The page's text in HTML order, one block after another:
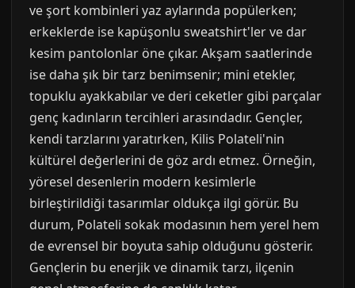
ve şort kombinleri yaz aylarında popülerken;
erkeklerde ise kapüşonlu sweatshirt'ler ve dar
kesim pantolonlar öne çıkar. Akşam saatlerinde
ise daha şık bir tarz benimsenir; mini etekler,
topuklu ayakkabılar ve deri ceketler gibi parçalar
genç kadınların tercihleri arasındadır. Gençler,
kendi tarzlarını yaratırken, Kilis Polateli'nin
kültürel değerlerini de göz ardı etmez. Örneğin,
yöresel desenlerin modern kesimlerle
birleştirildiği tasarımlar oldukça ilgi görür. Bu
durum, Polateli sokak modasının hem yerel hem
de evrensel bir boyuta sahip olduğunu gösterir.
Gençlerin bu enerjik ve dinamik tarzı, ilçenin